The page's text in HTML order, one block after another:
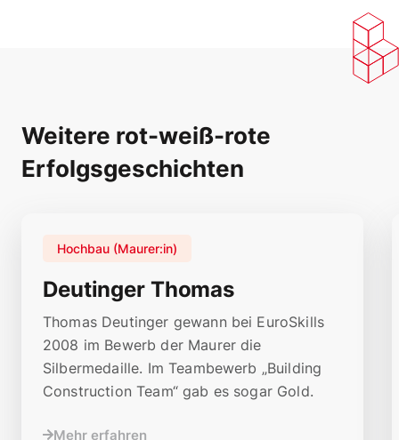
Weitere rot-weiß-rote
Erfolgsgeschichten
Deutinger Thomas
Hochbau (Maurer:in)
Thomas Deutinger gewann bei EuroSkills
2008 im Bewerb der Maurer die
Silbermedaille. Im Teambewerb „Building
Construction Team“ gab es sogar Gold.
Mehr erfahren